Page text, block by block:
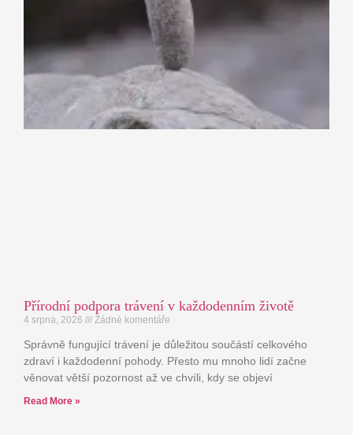
Přírodní podpora trávení v každodenním životě
4 srpna, 2026 Žádné komentáře
Správně fungující trávení je důležitou součástí celkového
zdraví i každodenní pohody. Přesto mu mnoho lidí začne
věnovat větší pozornost až ve chvíli, kdy se objeví
Read More »